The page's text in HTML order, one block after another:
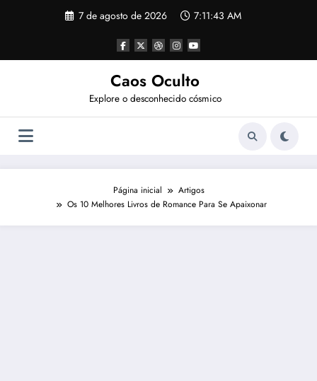
7 de agosto de 2026 7:11:44 AM
Caos Oculto
Explore o desconhecido cósmico
Página inicial
Artigos
Os 10 Melhores Livros de Romance Para Se Apaixonar